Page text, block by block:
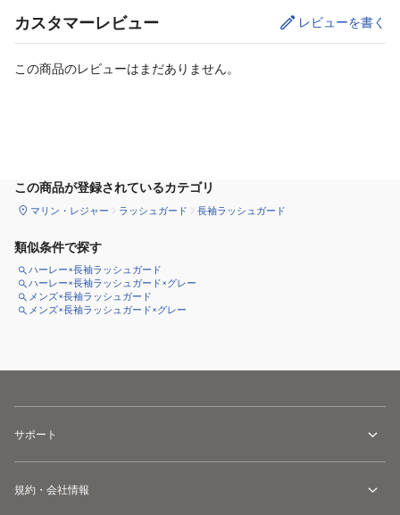
カスタマーレビュー レビューを書く
この商品のレビューはまだありません。
この商品が登録されているカテゴリ
マリン・レジャー ラッシュガード 長袖ラッシュガード
類似条件で探す
ハーレー×長袖ラッシュガード
ハーレー×長袖ラッシュガード×グレー
メンズ×長袖ラッシュガード
メンズ×長袖ラッシュガード×グレー
サポート
規約・会社情報